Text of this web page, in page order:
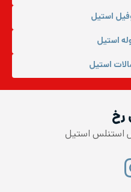
استیل
استیل
استیل
رخ
استیل